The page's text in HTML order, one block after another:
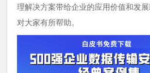
理解决方案带给企业的应用价值和发
对大家有所帮助。